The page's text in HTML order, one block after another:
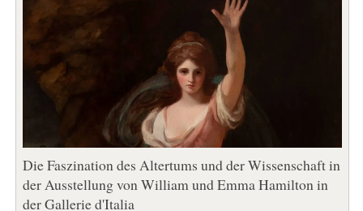
Die Faszination des Altertums und der Wissenschaft in
der Ausstellung von William und Emma Hamilton in
der Gallerie d'Italia